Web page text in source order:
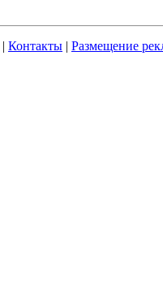
| Контакты | Размещение